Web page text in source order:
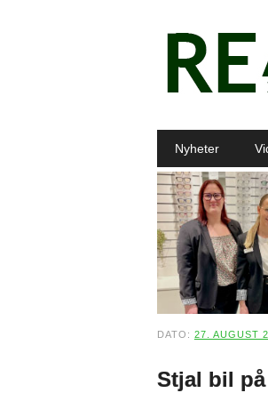
Main
Nyheter
DATO: 27. AUGUST
Stjal bil på